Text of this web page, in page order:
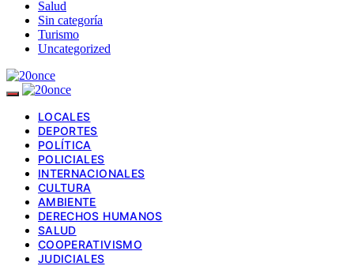
Salud
Sin categoría
Turismo
Uncategorized
LOCALES
DEPORTES
POLÍTICA
POLICIALES
INTERNACIONALES
CULTURA
AMBIENTE
DERECHOS HUMANOS
SALUD
COOPERATIVISMO
JUDICIALES